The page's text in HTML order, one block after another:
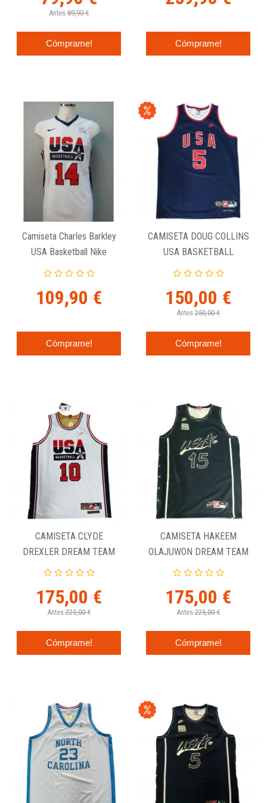
Antes 89,90 €
Cómprame! Cómprame!
Camiseta Charles Barkley
USA Basketball Nike
109,90 €
Cómprame!
CAMISETA DOUG COLLINS
USA BASKETBALL
LEGENDS LE
150,00 €
Antes 250,00 €
Cómprame!
CAMISETA CLYDE
DREXLER DREAM TEAM
NIKE USA
175,00 €
Antes 225,00 €
Cómprame!
CAMISETA HAKEEM
OLAJUWON DREAM TEAM
II USA - NIKE
175,00 €
Antes 225,00 €
Cómprame!